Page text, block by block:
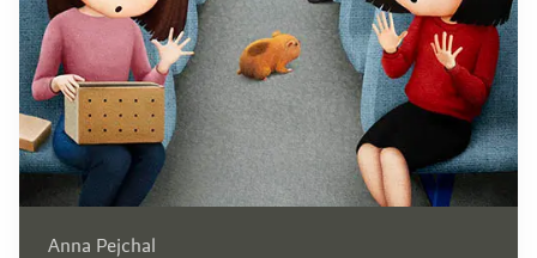
Anna Pejchal